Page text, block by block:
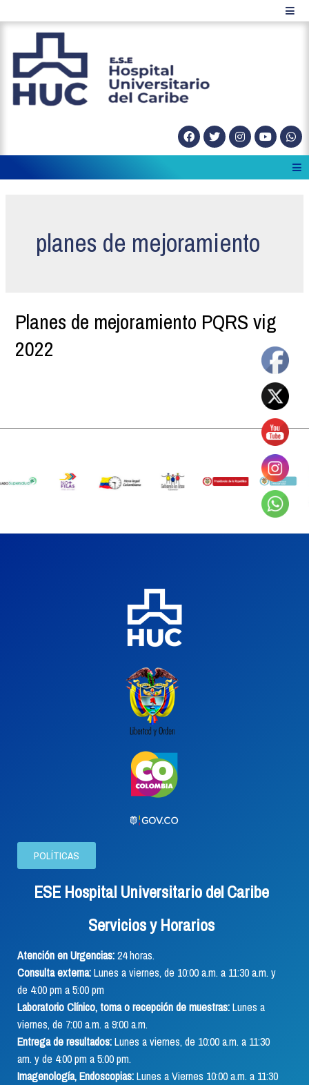
planes de mejoramiento
Planes de mejoramiento PQRS vig
2022
POLÍTICAS
ESE Hospital Universitario del Caribe
Servicios y Horarios
Atención en Urgencias:24 horas.
Consulta externa:Lunes a viernes, de 10:00 a.m. a 11:30 a.m. y
de 4:00 pm a 5:00 pm
Laboratorio Clínico, toma o recepción de muestras:Lunes a
viernes, de 7:00 a.m. a 9:00 a.m.
Entrega de resultados:Lunes a viernes, de 10:00 a.m. a 11:30
am. y de 4:00 pm a 5:00 pm.
Imagenología, Endoscopias:Lunes a Viernes 10:00 a.m. a 11:30